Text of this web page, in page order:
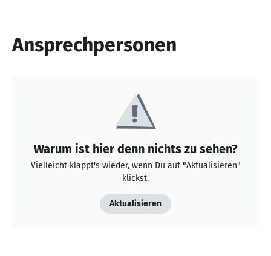
Ansprechpersonen
Warum ist hier denn nichts zu sehen?
Vielleicht klappt's wieder, wenn Du auf "Aktualisieren"
klickst.
Aktualisieren